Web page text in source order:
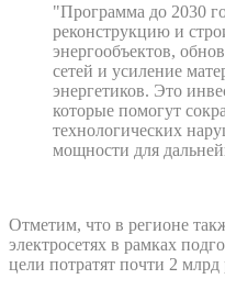
"Программа до 2030
реконструкцию и
энергообъектов,
сетей и усиление
энергетиков. Это
которые помогут
технологических
мощности для
Отметим, что в регионе
электросетях в рамках
цели потратят почти 2 млрд